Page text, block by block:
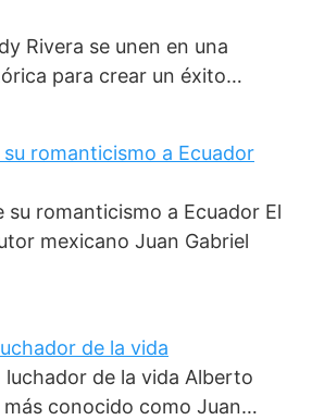
Rivera se unen en una
para crear un éxito…
romanticismo a Ecuador
su romanticismo a Ecuador El
mexicano Juan Gabriel
de la vida
luchador de la vida Alberto
más conocido como Juan…